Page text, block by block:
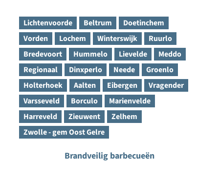
Lichtenvoorde Beltrum
Doetinchem
Vorden
Lochem Winterswijk
Ruurlo
Bredevoort
Hummelo Lievelde
Meddo
Regionaal
Dinxperlo Neede
Groenlo
Holterhoek
Aalten Eibergen
Vragender
Varsseveld
Borculo
Marienvelde
Harreveld
Zieuwent
Zelhem
Zwolle - gem Oost Gelre
Brandveilig barbecueën